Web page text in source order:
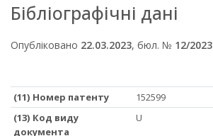
Бібліографічні дані
Опубліковано 22.03.2023, бюл. № 12/2023
(11) Номер патенту
152599
(13) Код виду
документа
U